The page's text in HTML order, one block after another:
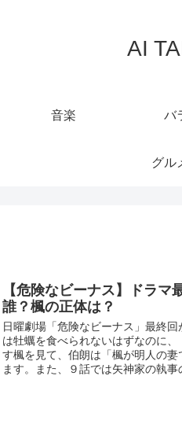
AI
音楽 バ
グル
【危険なビーナス】ドラマ
誰？楓の正体は？
日曜劇場「危険なビーナス」最終
は牡蠣を食べられないはずなのに
す楓を見て、伯朗は「楓が明人の
ます。また、９話では矢神家の執事